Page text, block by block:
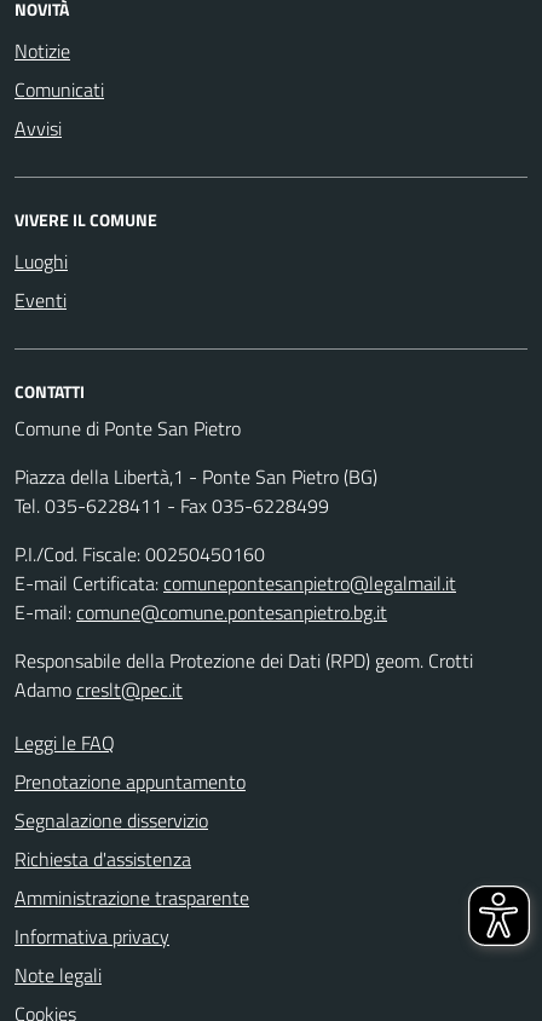
NOVITÀ
Notizie
Comunicati
Avvisi
VIVERE IL COMUNE
Luoghi
Eventi
CONTATTI
Comune di Ponte San Pietro
Piazza della Libertà,1 - Ponte San Pietro (BG)
Tel. 035-6228411 - Fax 035-6228499
P.I./Cod. Fiscale: 00250450160
E-mail Certificata:comunepontesanpietro@legalmail.it
E-mail:comune@comune.pontesanpietro.bg.it
Responsabile della Protezione dei Dati (RPD) geom. Crotti
Adamocreslt@pec.it
Leggi le FAQ
Prenotazione appuntamento
Segnalazione disservizio
Richiesta d'assistenza
Amministrazione trasparente
Informativa privacy
Note legali
Cookies